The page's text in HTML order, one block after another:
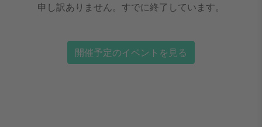
申し訳ありません。すでに終了しています。
開催予定のイベントを見る